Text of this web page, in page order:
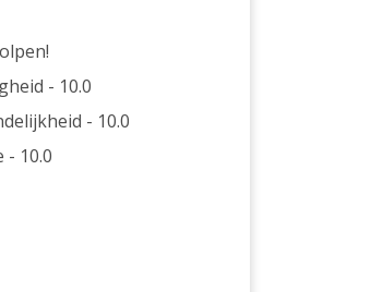
- 10.0
- 10.0
- 10.0